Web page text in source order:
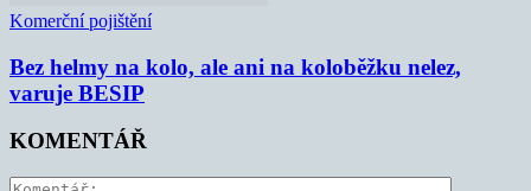
Komerční pojištění
Bez helmy na kolo, ale ani na koloběžku nelez,
varuje BESIP
KOMENTÁŘ